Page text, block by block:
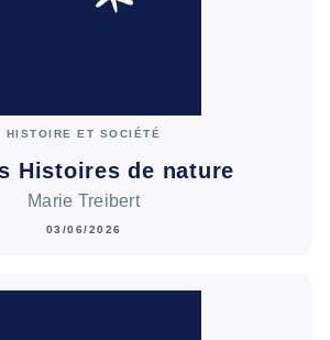
HISTOIRE ET SOCIÉTÉ
Histoires de nature
Marie Treibert
03/06/2026